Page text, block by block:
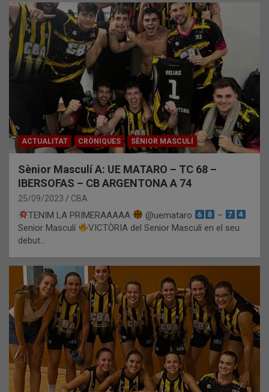
ACTUALITAT CRÒNIQUES SÈNIOR MASCULÍ
Sènior Masculí A: UE MATARO – TC 68 –
IBERSOFAS – CB ARGENTONA A 74
25/09/2023 CBA
TENIM LA PRIMERAAAAA @uemataro
–
Senior Masculí
VICTÒRIA del Senior Masculí en el seu
debut…